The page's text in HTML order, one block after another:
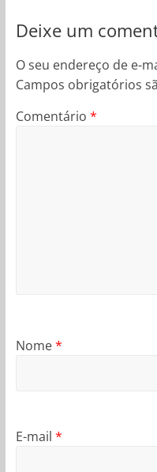
Deixe um
O seu endereço de e-
Campos obrigatórios
Comentário *
Nome*
E-mail *